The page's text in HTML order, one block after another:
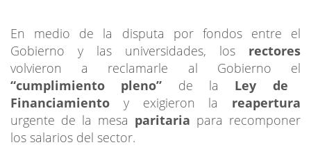
En medio de la disputa por fondos entre el
Gobierno y las universidades, los rectores
volvieron a reclamarle al Gobierno el
“cumplimiento pleno” de la Ley de
Financiamiento y exigieron la reapertura
urgente de la mesa paritaria para recomponer
los salarios del sector.